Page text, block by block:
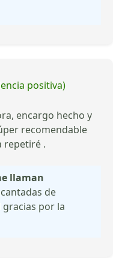
positiva)
encargo hecho y
recomendable
repetiré .
llaman
de
gracias por la